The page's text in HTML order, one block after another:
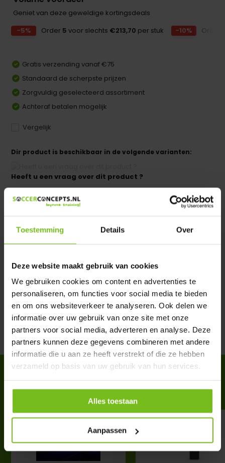
Toestemming Details Over
Deze website maakt gebruik van cookies
We gebruiken cookies om content en advertenties te
personaliseren, om functies voor social media te bieden
en om ons websiteverkeer te analyseren. Ook delen we
informatie over uw gebruik van onze site met onze
partners voor social media, adverteren en analyse. Deze
partners kunnen deze gegevens combineren met andere
informatie die u aan ze heeft verstrekt of die ze hebben
verzameld op basis van uw gebruik van hun services.
Alles toestaan
Aanpassen
Geniet van deze geweldige kortingsdeals
-5%
Order 5 voor slechts €213,70 per stuk -10% Order
Gratis verzending vanaf €75
Standaard de scherpste prijzen
Zorgvuldig geselecteerd assortiment
Achteraf betalen mogelijk
Vergelijk
Dir product is beschikbaar in de volgende varianten:
Heeft u een vraag over dit product ?
Verstuur email
Productomschrijving
Reviews
Delen
ACCESSOIRES
Complete your purchase